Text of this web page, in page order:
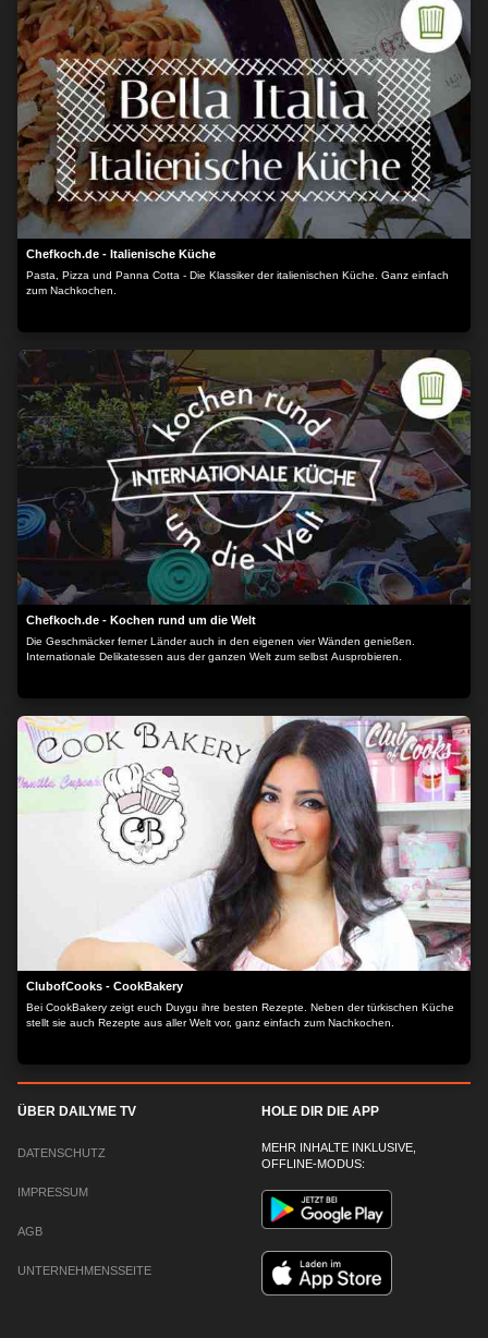
Chefkoch.de - Italienische Küche
Pasta, Pizza und Panna Cotta - Die Klassiker der italienischen Küche. Ganz einfach
zum Nachkochen.
Chefkoch.de - Kochen rund um die Welt
Die Geschmäcker ferner Länder auch in den eigenen vier Wänden genießen.
Internationale Delikatessen aus der ganzen Welt zum selbst Ausprobieren.
ClubofCooks - CookBakery
Bei CookBakery zeigt euch Duygu ihre besten Rezepte. Neben der türkischen Küche
stellt sie auch Rezepte aus aller Welt vor, ganz einfach zum Nachkochen.
ÜBER DAILYME TV
DATENSCHUTZ
IMPRESSUM
AGB
UNTERNEHMENSSEITE
HOLE DIR DIE APP
MEHR INHALTE INKLUSIVE,
OFFLINE-MODUS: